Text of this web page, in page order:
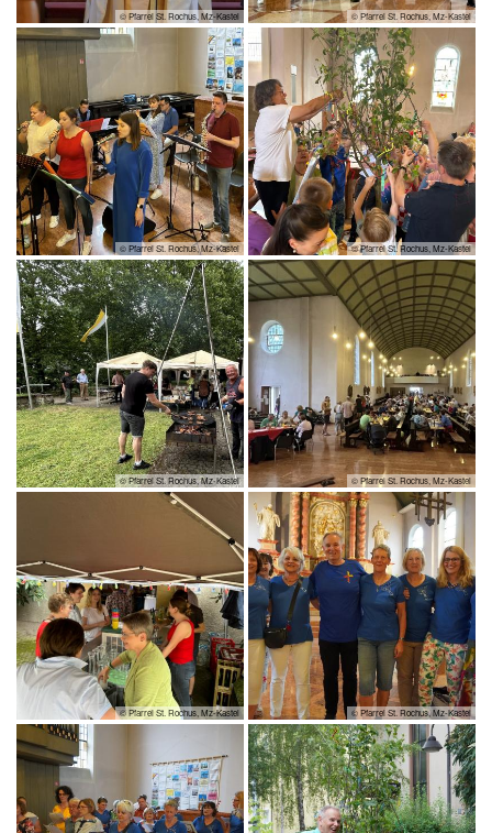
© Pfarrei St. Rochus, Mz-Kastel © Pfarrei St. Rochus, Mz-Kastel
© Pfarrei St. Rochus, Mz-Kastel © Pfarrei St. Rochus, Mz-Kastel
© Pfarrei St. Rochus, Mz-Kastel © Pfarrei St. Rochus, Mz-Kastel
© Pfarrei St. Rochus, Mz-Kastel © Pfarrei St. Rochus, Mz-Kastel